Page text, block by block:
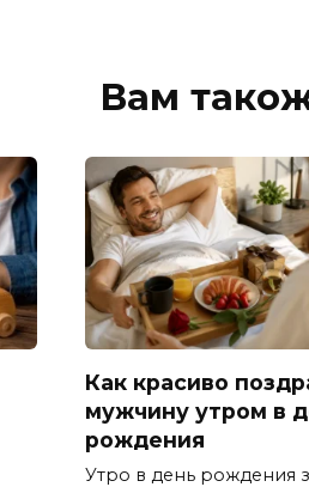
Вам
Как красиво
мужчину утром в
рождения
Утро в день рождения